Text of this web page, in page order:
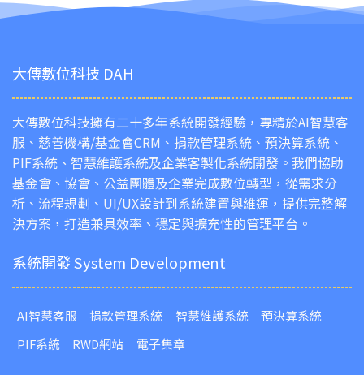
大傳數位科技 DAH
大傳數位科技擁有二十多年系統開發經驗，專精於AI智慧客
服、慈善機構/基金會CRM、捐款管理系統、預決算系統、
PIF系統、智慧維護系統及企業客製化系統開發。我們協助
基金會、協會、公益團體及企業完成數位轉型，從需求分
析、流程規劃、UI/UX設計到系統建置與維運，提供完整解
決方案，打造兼具效率、穩定與擴充性的管理平台。
系統開發 System Development
AI智慧客服 捐款管理系統 智慧維護系統
預決算系統
PIF系統
RWD網站 電子集章